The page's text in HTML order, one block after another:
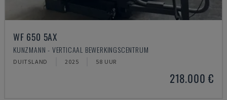
WF 650 5AX
KUNZMANN - VERTICAAL BEWERKINGSCENTRUM
DUITSLAND 2025 58 UUR
218.000 €